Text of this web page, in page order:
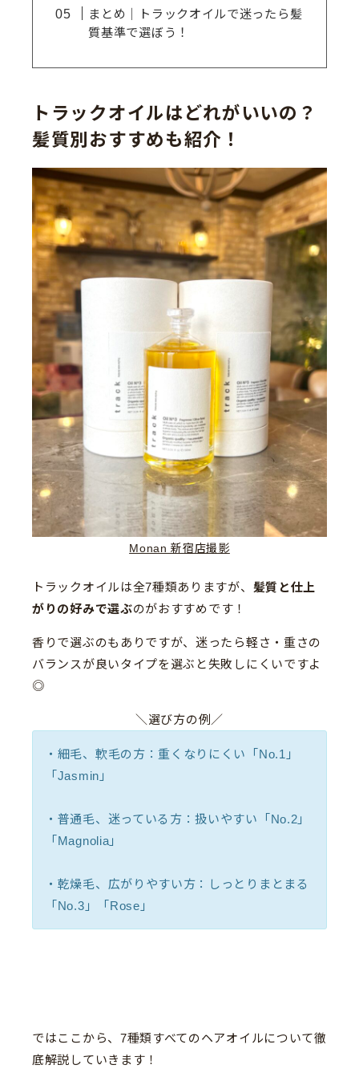
まとめ｜トラックオイルで迷ったら髪
質基準で選ぼう！
トラックオイルはどれがいいの？
髪質別おすすめも紹介！
Monan 新宿店撮影
トラックオイルは全7種類ありますが、 髪質と仕上
がりの好みで選ぶのがおすすめです！
香りで選ぶのもありですが、迷ったら軽さ・重さの
バランスが良いタイプを選ぶと失敗しにくいですよ
◎
＼選び方の例／
・細毛、軟毛の方：重くなりにくい「No.1」
「Jasmin」
・普通毛、迷っている方：扱いやすい「No.2」
「Magnolia」
・乾燥毛、広がりやすい方：しっとりまとまる
「No.3」「Rose」
ではここから、7種類すべてのヘアオイルについて徹
底解説していきます！